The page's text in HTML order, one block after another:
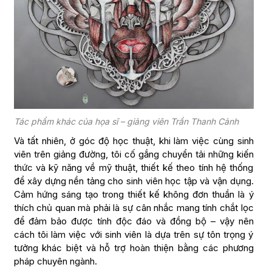
Tác phẩm khác của họa sĩ – giảng viên Trần Thanh Cảnh
Và tất nhiên, ở góc độ học thuật, khi làm việc cùng sinh
viên trên giảng đường, tôi cố gắng chuyển tải những kiến
thức và kỹ năng về mỹ thuật, thiết kế theo tính hệ thống
để xây dựng nền tảng cho sinh viên học tập và vận dụng.
Cảm hứng sáng tạo trong thiết kế không đơn thuần là ý
thích chủ quan mà phải là sự cân nhắc mang tính chắt lọc
để đảm bảo được tính độc đáo và đồng bộ – vậy nên
cách tôi làm việc với sinh viên là dựa trên sự tôn trọng ý
tưởng khác biệt và hỗ trợ hoàn thiện bằng các phương
pháp chuyên ngành.